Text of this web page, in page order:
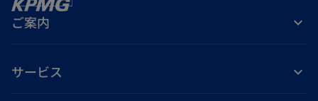
ご案内
サービス